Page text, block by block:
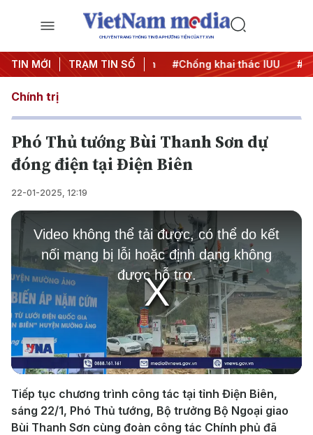
CHUYÊN TRANG THÔNG TIN ĐA PHƯƠNG TIỆN CỦA TTXVN
TIN MỚI TRẠM TIN SỐ
#Chiến dịch 500 ngày đêm #Chống khai thác IUU
Chính trị
Phó Thủ tướng Bùi Thanh Sơn dự
đóng điện tại Điện Biên
22-01-2025, 12:19
Play
Video
This
window.
Video không thể tải được, có thể do kết
nối mạng bị lỗi hoặc định dạng không
được hỗ trợ.
Tiếp tục chương trình công tác tại tỉnh Điện Biên,
sáng 22/1, Phó Thủ tướng, Bộ trưởng Bộ Ngoại giao
Bùi Thanh Sơn cùng đoàn công tác Chính phủ đã